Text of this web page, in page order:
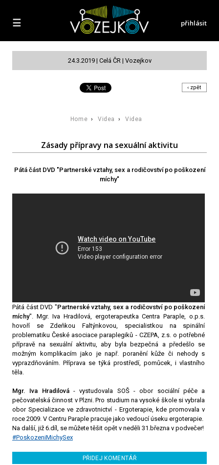
☰ přihlásit
24.3.2019 | Celá ČR | Vozejkov
‹ zpět
Home ›Videa › Videa
Zásady přípravy na sexuální aktivitu
Pátá část DVD "Partnerské vztahy, sex a rodičovství po poškození
míchy"
Pátá část DVD "Partnerské vztahy, sex a rodičovství po poškození
míchy". Mgr. Iva Hradilová, ergoterapeutka Centra Paraple, o.p.s.
hovoří se Zdeňkou Faltýnkovou, specialistkou na spinální
problematiku České asociace paraplegiků - CZEPA, z.s. o potřebné
přípravě na sexuální aktivitu, aby byla bezpečná a předešlo se
možným komplikacím jako je např. poranění kůže či nehody s
vyprazdňováním. Příprava se týká prostředí, pomůcek, i vlastního
těla.
Mgr. Iva Hradilová-vystudovala SOŠ - obor sociální péče a
pečovatelská činnost v Plzni. Pro studium na vysoké škole si vybrala
obor Specializace ve zdravotnictví - Ergoterapie, kde promovala v
roce 2009. V Centru Paraple pracuje jako vedoucí úseku ergoterapie.
Na další, již 6.díl, se můžete těšit opět v neděli 31.března v podvečer!
#PoskozeniMichySex
PŘIDEJ KOMENTÁŘ